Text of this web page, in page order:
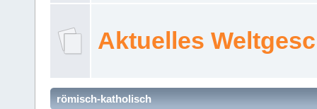
Aktuelles
römisch-katholisch